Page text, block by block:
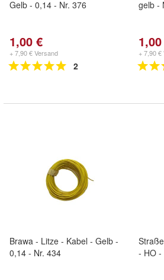
Gelb - 0,14 - Nr. 376
1,00 €
+ 7,90 € Versand
2
gelb -
+ 7,90 €
Brawa - Litze - Kabel - Gelb -
0,14 - Nr. 434
- HO -